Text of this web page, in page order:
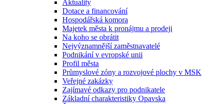
Aktuality
Dotace a financování
Hospodářská komora
Majetek města k pronájmu a prodeji
Na koho se obrátit
Nejvýznamnější zaměstnavatelé
Podnikání v evropské unii
Profil města
Průmyslové zóny a rozvojové plochy v MSK
Veřejné zakázky
Zajímavé odkazy pro podnikatele
Základní charakteristiky Opavska